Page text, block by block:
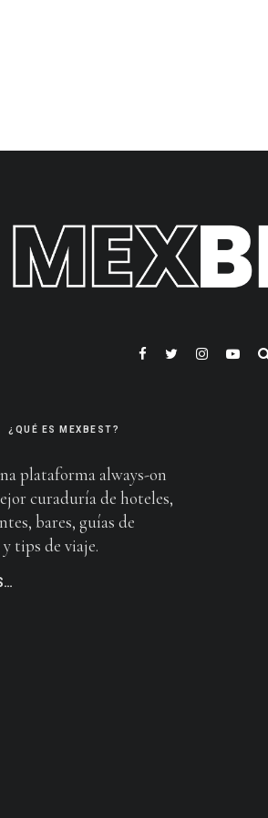
¿QUÉ ES MEXBEST?
plataforma always-on
curaduría de hoteles,
bares, guías de
tips de viaje.